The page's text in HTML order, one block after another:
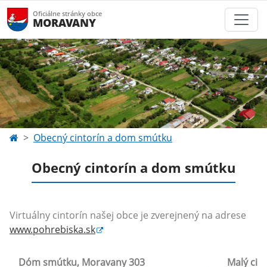
Oficiálne stránky obce
MORAVANY
Obecný cintorín a dom smútku
Obecný cintorín a dom smútku
Virtuálny cintorín našej obce je zverejnený na adrese
www.pohrebiska.sk
Dóm smútku, Moravany 303 Malý